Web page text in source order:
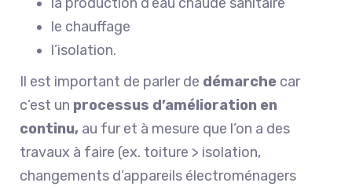
la production d’eau chaude sanitaire
le chauffage
l’isolation.
Il est important de parler de démarche car
c’est un processus d’amélioration en
continu, au fur et à mesure que l’on a des
travaux à faire (ex. toiture > isolation,
changements d’appareils électroménagers